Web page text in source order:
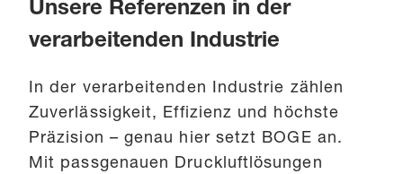
Unsere Referenzen in der
verarbeitenden Industrie
In der verarbeitenden Industrie zählen
Zuverlässigkeit, Effizienz und höchste
Präzision – genau hier setzt BOGE an.
Mit passgenauen Druckluftlösungen